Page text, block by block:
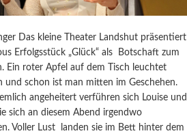
Das kleine Theater Landshut präsentiert
Erfolgsstück „Glück“ als Botschaft zum
Ein roter Apfel auf dem Tisch leuchtet
und schon ist man mitten im Geschehen.
angeheitert verführen sich Louise und
sich an diesem Abend irgendwo
Voller Lust landen sie im Bett hinter dem